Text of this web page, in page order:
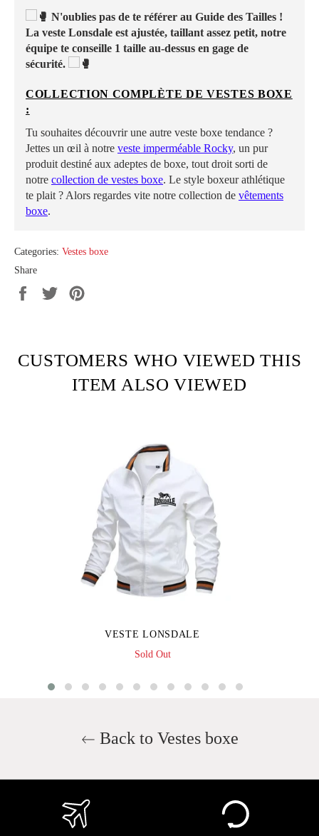
N'oublies pas de te référer au Guide des Tailles !
La veste Lonsdale est ajustée, taillant assez petit, notre
équipe te conseille 1 taille au-dessus en gage de
sécurité.
COLLECTION COMPLÈTE DE VESTES BOXE
:
Tu souhaites découvrir une autre veste boxe tendance ?
Jettes un œil à notre veste imperméable Rocky, un pur
produit destiné aux adeptes de boxe, tout droit sorti de
notre collection de vestes boxe. Le style boxeur athlétique
te plait ? Alors regardes vite notre collection de vêtements
boxe.
Categories: Vestes boxe
Share
Share
Tweet
CUSTOMERS WHO VIEWED THIS
ITEM ALSO VIEWED
VESTE LONSDALE
Sold Out
Back to Vestes boxe